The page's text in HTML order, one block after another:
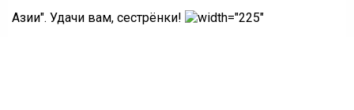
Азии". Удачи вам, сестрёнки!